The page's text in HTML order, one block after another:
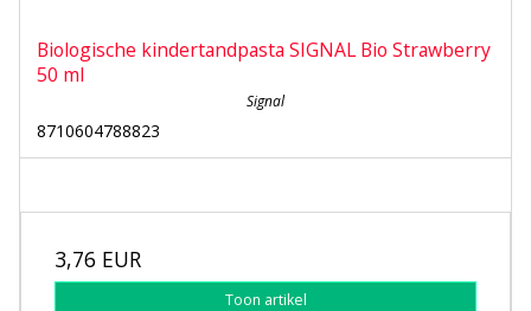
Biologische kindertandpasta SIGNAL Bio Strawberry
50 ml
Signal
8710604788823
3,76 EUR
Toon artikel